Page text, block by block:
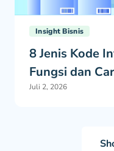
Insight Bisnis
8 Jenis Kode
Fungsi dan
Juli 2, 2026